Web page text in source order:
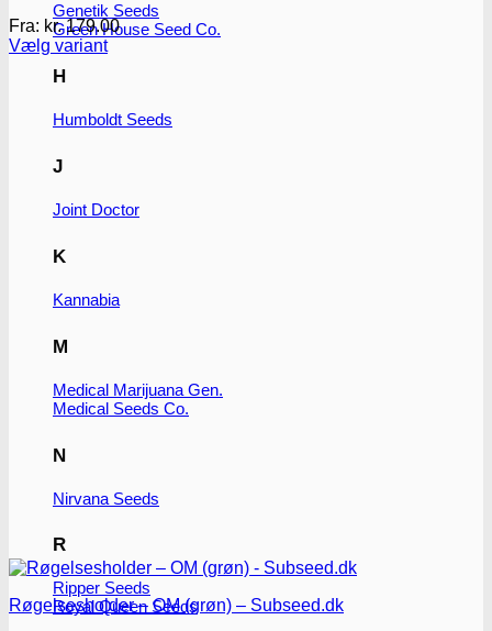
Genetik Seeds
Green House Seed Co.
H
Humboldt Seeds
J
Joint Doctor
K
Kannabia
M
Medical Marijuana Gen.
Medical Seeds Co.
N
Nirvana Seeds
R
Ripper Seeds
Royal Queen Seeds
Fra: kr.179.00
Vælg variant
Mulighederne
vælges
Røgelsesholder – OM (grøn) – Subseed.dk